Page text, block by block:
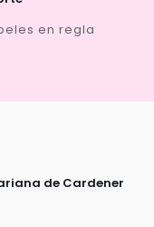
en regla
de Cardener